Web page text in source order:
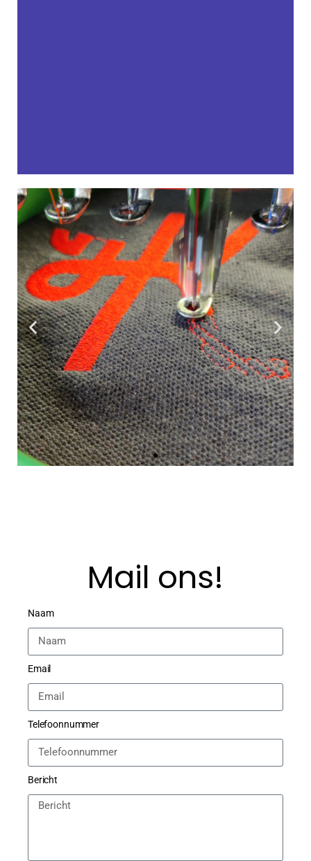
BORDUREN
Een professionele uitstraling en duurzaam? Kies dan
voor borduren! Borduren voegt een luxe uitstraling
toe aan uw kleding. Wij adviseren u graag wat de
mogelijkheden zijn voor u. We beschikken over een
ruim assortiment Amann garen. Aan de hand van
een kleurkaart kunnen we de kleuren passend bij u
logo of huisstijl selecteren. Het maken van
borduurkaarten doen wij zelf waardoor we u snel
van dienst kunnen zijn.
Mail ons!
Naam
Email
Telefoonnummer
Bericht